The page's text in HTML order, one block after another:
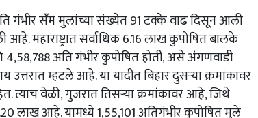
गंभीर सँम मुलांच्या संख्येत 91 टक्के वाढ दिसून आली
महाराष्ट्रात सर्वाधिक 6.16 लाख कुपोषित बालके
अति गंभीर कुपोषित होती, असे अंगणवाडी
म्हटले आहे. या यादीत बिहार दुसऱ्या क्रमांकावर
वेळी, गुजरात तिसऱ्या क्रमांकावर आहे, जिथे
लाख आहे. यामध्ये 1,55,101 अतिगंभीर कुपोषित मुले